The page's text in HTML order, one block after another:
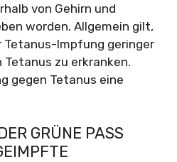
von Gehirn und
worden. Allgemein gilt,
Tetanus-Impfung geringer
Tetanus zu erkranken.
gegen Tetanus eine
GRÜNE PASS